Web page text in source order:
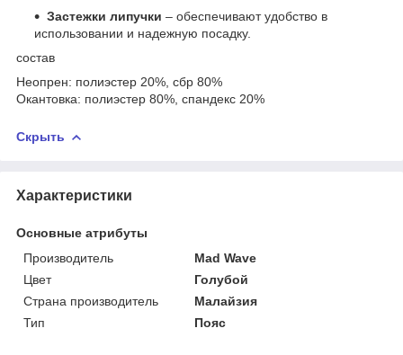
Застежки липучки – обеспечивают удобство в
использовании и надежную посадку.
состав
Неопрен: полиэстер 20%, сбр 80%
Окантовка: полиэстер 80%, спандекс 20%
Скрыть
Характеристики
Основные атрибуты
Производитель
Mad Wave
Цвет
Голубой
Страна производитель
Малайзия
Тип
Пояс